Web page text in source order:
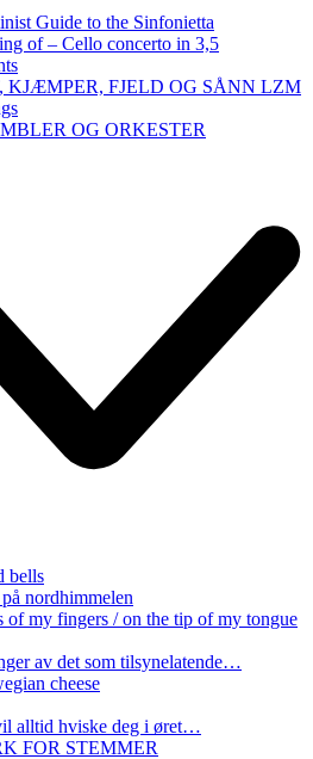
Guide to the Sinfonietta
of – Cello concerto in 3,5
KJÆMPER, FJELD OG SÅNN LZM
OG ORKESTER
bells
nordhimmelen
of my fingers / on the tip of my tongue
av det som tilsynelatende…
cheese
alltid hviske deg i øret…
FOR STEMMER